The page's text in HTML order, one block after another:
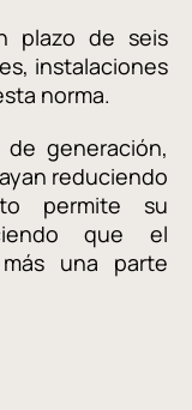
plazo de seis
instalaciones
norma.
generación,
reduciendo
permite su
que el
una parte